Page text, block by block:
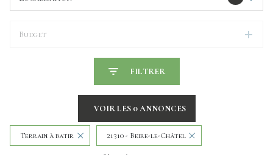
Budget
FILTRER
VOIR LES 0ANNONCES
Terrain à batir 21310 - Beire-le-Châtel